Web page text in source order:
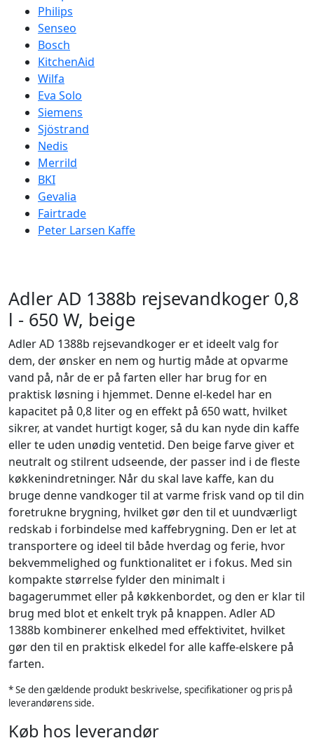
Philips
Senseo
Bosch
KitchenAid
Wilfa
Eva Solo
Siemens
Sjöstrand
Nedis
Merrild
BKI
Gevalia
Fairtrade
Peter Larsen Kaffe
Adler AD 1388b rejsevandkoger 0,8
l - 650 W, beige
Adler AD 1388b rejsevandkoger er et ideelt valg for
dem, der ønsker en nem og hurtig måde at opvarme
vand på, når de er på farten eller har brug for en
praktisk løsning i hjemmet. Denne el-kedel har en
kapacitet på 0,8 liter og en effekt på 650 watt, hvilket
sikrer, at vandet hurtigt koger, så du kan nyde din kaffe
eller te uden unødig ventetid. Den beige farve giver et
neutralt og stilrent udseende, der passer ind i de fleste
køkkenindretninger. Når du skal lave kaffe, kan du
bruge denne vandkoger til at varme frisk vand op til din
foretrukne brygning, hvilket gør den til et uundværligt
redskab i forbindelse med kaffebrygning. Den er let at
transportere og ideel til både hverdag og ferie, hvor
bekvemmelighed og funktionalitet er i fokus. Med sin
kompakte størrelse fylder den minimalt i
bagagerummet eller på køkkenbordet, og den er klar til
brug med blot et enkelt tryk på knappen. Adler AD
1388b kombinerer enkelhed med effektivitet, hvilket
gør den til en praktisk elkedel for alle kaffe-elskere på
farten.
* Se den gældende produkt beskrivelse, specifikationer og pris på
leverandørens side.
Køb hos leverandør